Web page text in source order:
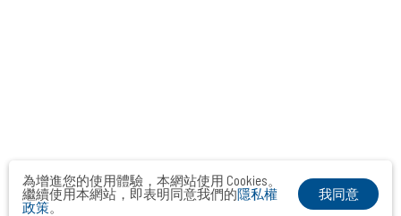
為增進您的使用體驗，本網站使用 Cookies。
繼續使用本網站，即表明同意我們的隱私權
政策。
我同意